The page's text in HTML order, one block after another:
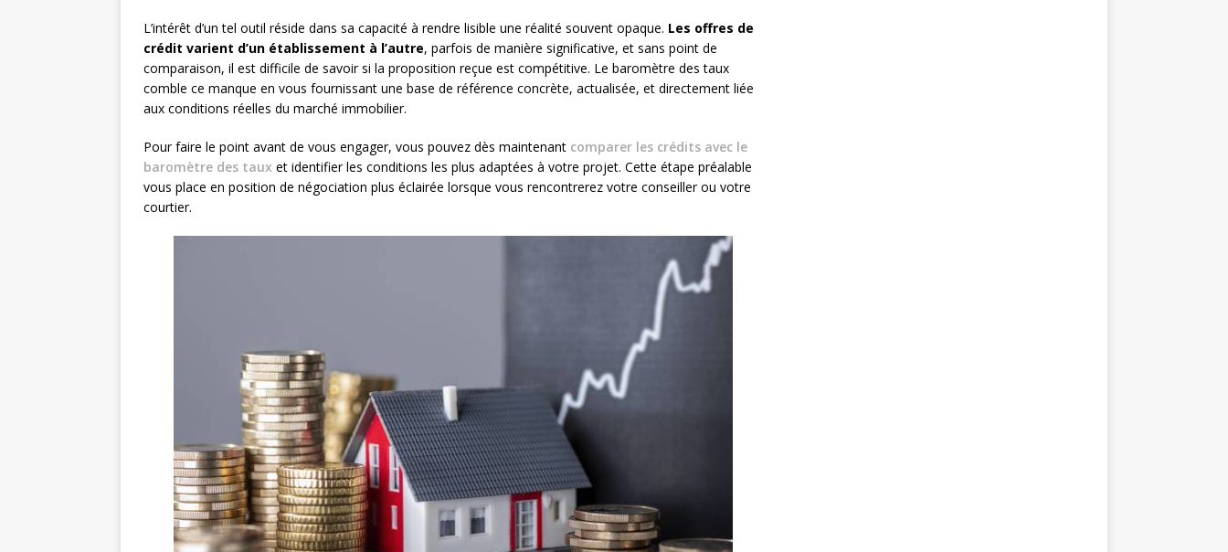
L’intérêt d’un tel outil réside dans sa capacité à rendre lisible une réalité souvent opaque. Les offres de
crédit varient d’un établissement à l’autre, parfois de manière significative, et sans point de
comparaison, il est difficile de savoir si la proposition reçue est compétitive. Le baromètre des taux
comble ce manque en vous fournissant une base de référence concrète, actualisée, et directement liée
aux conditions réelles du marché immobilier.
Pour faire le point avant de vous engager, vous pouvez dès maintenant comparer les crédits avec le
baromètre des taux et identifier les conditions les plus adaptées à votre projet. Cette étape préalable
vous place en position de négociation plus éclairée lorsque vous rencontrerez votre conseiller ou votre
courtier.